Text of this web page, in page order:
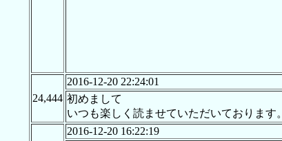
24,444
2016-12-20 22:24:01
初めまして
いつも楽しく読ませていただいております。
2016-12-20 16:22:19